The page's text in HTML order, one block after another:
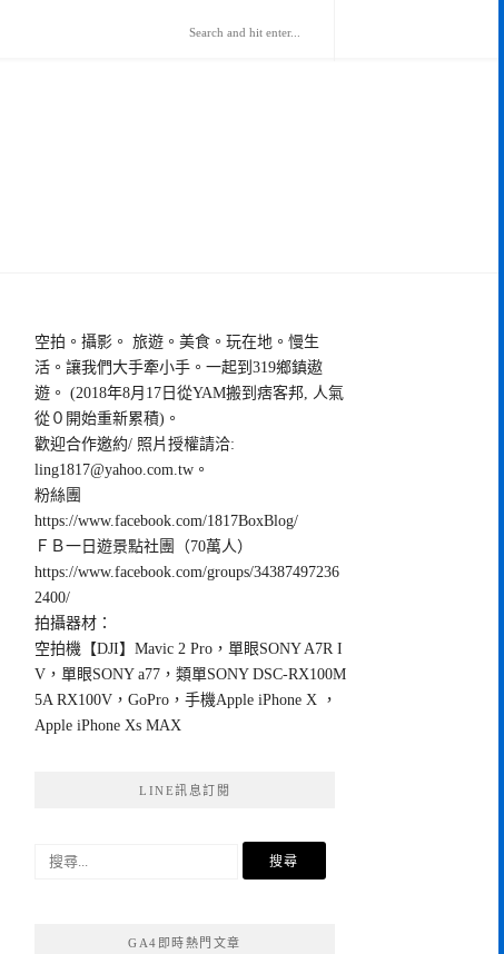
空拍。攝影。 旅遊。美食。玩在地。慢生
活。讓我們大手牽小手。一起到319鄉鎮遨
遊。 (2018年8月17日從YAM搬到痞客邦, 人氣
從０開始重新累積)。
歡迎合作邀約/ 照片授權請洽:
ling1817@yahoo.com.tw 。
粉絲團
https://www.facebook.com/1817BoxBlog/
ＦＢ一日遊景點社團（70萬人）
https://www.facebook.com/groups/34387497236
2400/
拍攝器材：
空拍機【DJI】Mavic 2 Pro，單眼SONY A7R I
V，單眼SONY a77，類單SONY DSC-RX100M
5A RX100V，GoPro，手機Apple iPhone X ，
Apple iPhone Xs MAX
LINE訊息訂閱
搜
GA4即時熱門文章